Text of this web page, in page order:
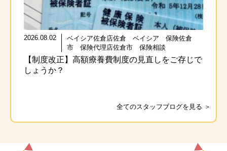
2026.08.02
ベイシア佐倉店佐倉 ベイシア 保険佐倉
市 保険代理店佐倉市 保険相談
【制度改正】高額療養費制度の見直しをご存じで
しょうか？
全てのスタッフブログを見る ＞